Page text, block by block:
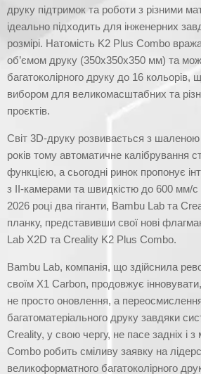
друку підтримок та роботи з різними
ідеально підходить для інженерних
розмірі. Натомість K2 Plus Combo
об’ємом друку (350x350x350 мм) та
багатоколірного друку до 16 кольорів,
вибором для великомасштабних та
проєктів.
Світ 3D-друку розвивається з
років тому автоматичне калібрування
функцією, а сьогодні ринок пропонує
з ІІ-камерами та швидкістю до 600 мм/
2026 році два гіганти, Bambu Lab та
планку, представивши свої нові
Lab X2D та Creality K2 Plus Combo.
Bambu Lab, компанія, що здійснила
своїм X1 Carbon, продовжує
не просто оновлення, а
багатоматеріального друку завдяки
Creality, у свою чергу, не пасе задніх і
Combo робить сміливу заявку на
великоформатного багатоколірного